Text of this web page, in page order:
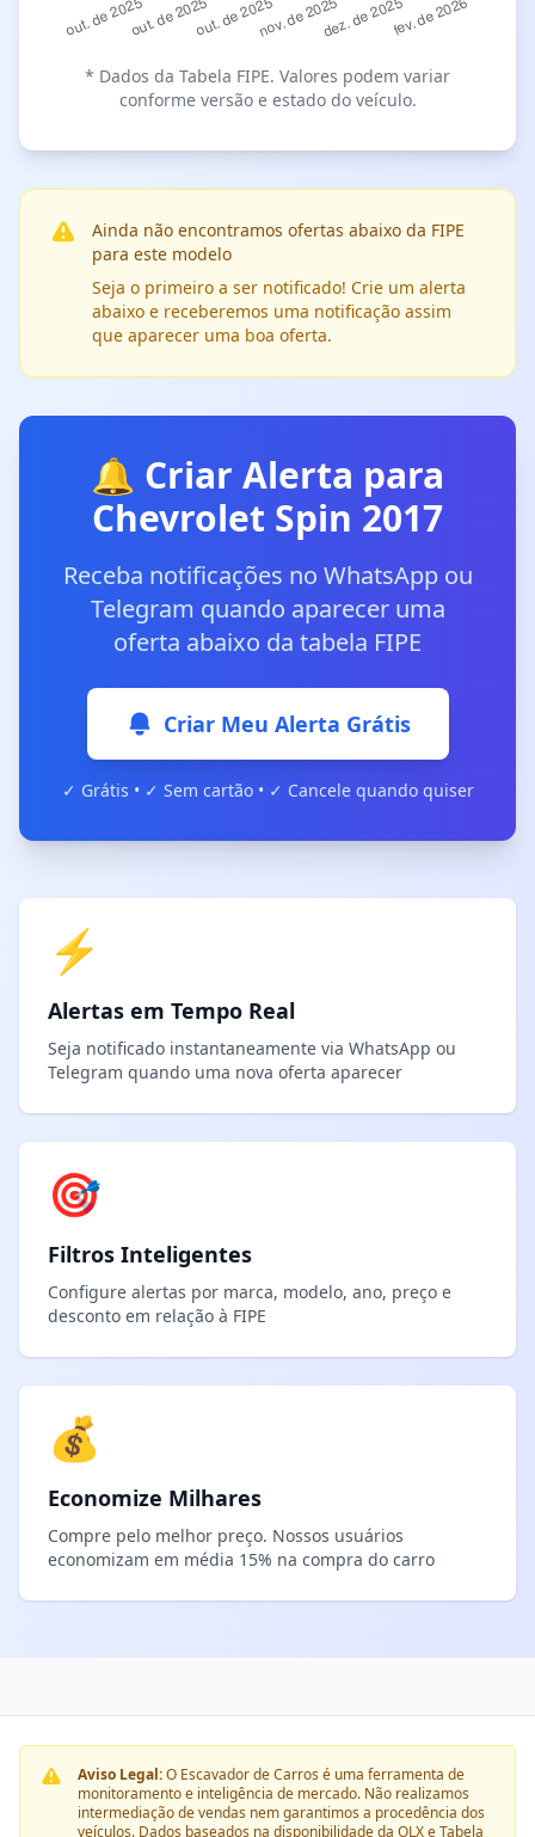
* Dados da Tabela FIPE. Valores podem variar
conforme versão e estado do veículo.
Ainda não encontramos ofertas abaixo da FIPE
para este modelo
Seja o primeiro a ser notificado! Crie um alerta
abaixo e receberemos uma notificação assim
que aparecer uma boa oferta.
🔔 Criar Alerta para
Chevrolet Spin 2017
Receba notificações no WhatsApp ou
Telegram quando aparecer uma
oferta abaixo da tabela FIPE
Criar Meu Alerta Grátis
✓ Grátis • ✓ Sem cartão • ✓ Cancele quando quiser
⚡
Alertas em Tempo Real
Seja notificado instantaneamente via WhatsApp ou
Telegram quando uma nova oferta aparecer
🎯
Filtros Inteligentes
Configure alertas por marca, modelo, ano, preço e
desconto em relação à FIPE
💰
Economize Milhares
Compre pelo melhor preço. Nossos usuários
economizam em média 15% na compra do carro
Aviso Legal:O Escavador de Carros é uma ferramenta de
monitoramento e inteligência de mercado. Não realizamos
intermediação de vendas nem garantimos a procedência dos
veículos. Dados baseados na disponibilidade da OLX e Tabela